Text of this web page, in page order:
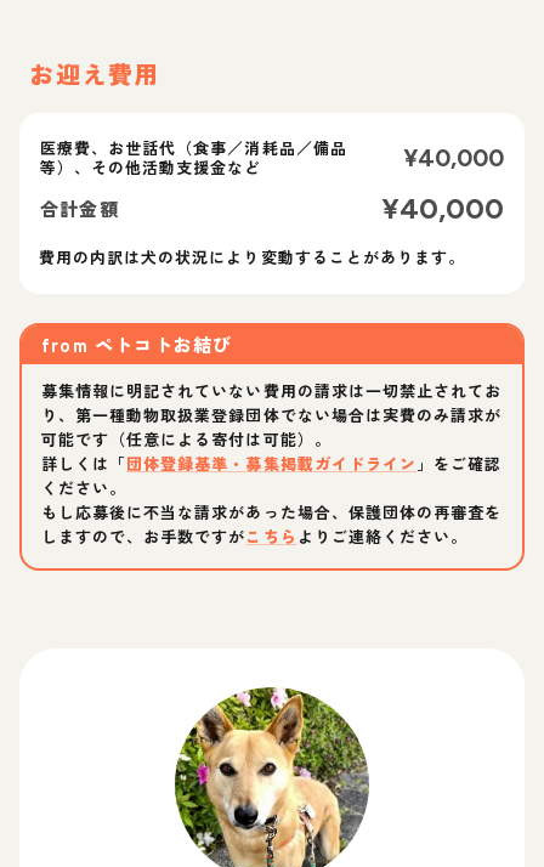
お迎え費用
医療費、お世話代（食事／消耗品／備品
等）、その他活動支援金など
¥40,000
合計金額 ¥40,000
費用の内訳は犬の状況により変動することがあります。
from ペトコトお結び
募集情報に明記されていない費用の請求は一切禁止されてお
り、第一種動物取扱業登録団体でない場合は実費のみ請求が
可能です（任意による寄付は可能）。
詳しくは「団体登録基準・募集掲載ガイドライン 」をご確認
ください。
もし応募後に不当な請求があった場合、保護団体の再審査を
しますので、お手数ですがこちら よりご連絡ください。